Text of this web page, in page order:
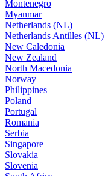
Montenegro
Myanmar
Netherlands (NL)
Netherlands Antilles (NL)
New Caledonia
New Zealand
North Macedonia
Norway
Philippines
Poland
Portugal
Romania
Serbia
Singapore
Slovakia
Slovenia